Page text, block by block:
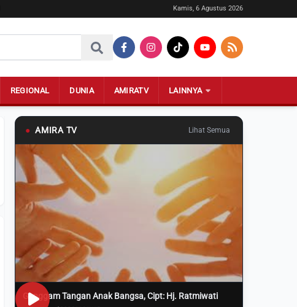
Kamis, 6 Agustus 2026
REGIONAL DUNIA AMIRATV LAINNYA
● AMIRA TV Lihat Semua
Genggam Tangan Anak Bangsa, Cipt: Hj. Ratmiwati